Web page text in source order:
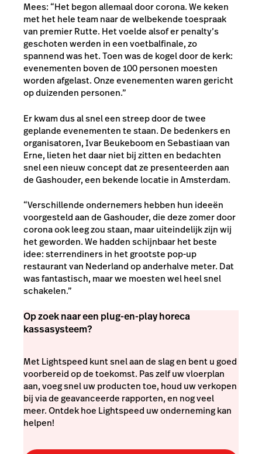
Mees: “Het begon allemaal door corona. We keken
met het hele team naar de welbekende toespraak
van premier Rutte. Het voelde alsof er penalty’s
geschoten werden in een voetbalfinale, zo
spannend was het. Toen was de kogel door de kerk:
evenementen boven de 100 personen moesten
worden afgelast. Onze evenementen waren gericht
op duizenden personen.”
Er kwam dus al snel een streep door de twee
geplande evenementen te staan. De bedenkers en
organisatoren, Ivar Beukeboom en Sebastiaan van
Erne, lieten het daar niet bij zitten en bedachten
snel een nieuw concept dat ze presenteerden aan
de Gashouder, een bekende locatie in Amsterdam.
“Verschillende ondernemers hebben hun ideeën
voorgesteld aan de Gashouder, die deze zomer door
corona ook leeg zou staan, maar uiteindelijk zijn wij
het geworden. We hadden schijnbaar het beste
idee: sterrendiners in het grootste pop-up
restaurant van Nederland op anderhalve meter. Dat
was fantastisch, maar we moesten wel heel snel
schakelen.”
Op zoek naar een plug-en-play horeca
kassasysteem?
Met Lightspeed kunt snel aan de slag en bent u goed
voorbereid op de toekomst. Pas zelf uw vloerplan
aan, voeg snel uw producten toe, houd uw verkopen
bij via de geavanceerde rapporten, en nog veel
meer. Ontdek hoe Lightspeed uw onderneming kan
helpen!